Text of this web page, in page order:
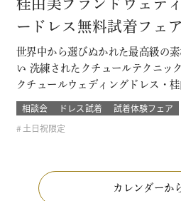
桂由美ブランドウェデ
ードレス無料試着フェア
世界中から選びぬかれた最高級の
い 洗練されたクチュールテクニッ
クチュールウェディングドレス・
着るその特別なウェディングドレス
きる数少ないチャンス。 当日の結
ストも忘れられなくなるような運
相談会 ドレス試着
試着体験フェア
土日祝限定
カレンダーか